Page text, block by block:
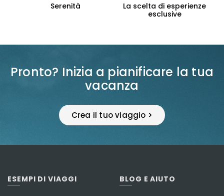
La scelta di esperienze
Sostieni l'economia
locale
Pronto? Inizia a pianificare la tua
vacanza
Crea il tuo viaggio >
ESEMPI DI VIAGGI BLOG E AIUTO